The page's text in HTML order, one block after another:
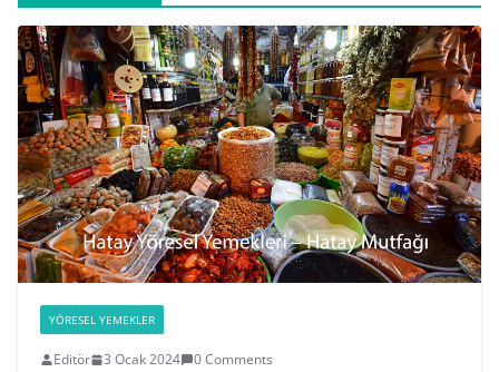
YÖRESEL YEMEKLER
Editör 3 Ocak 2024
0 Comments